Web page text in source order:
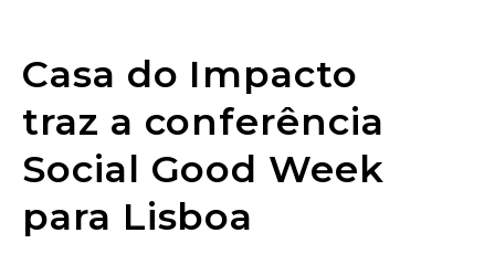
Casa do Impacto
traz a conferência
Social Good Week
para Lisboa